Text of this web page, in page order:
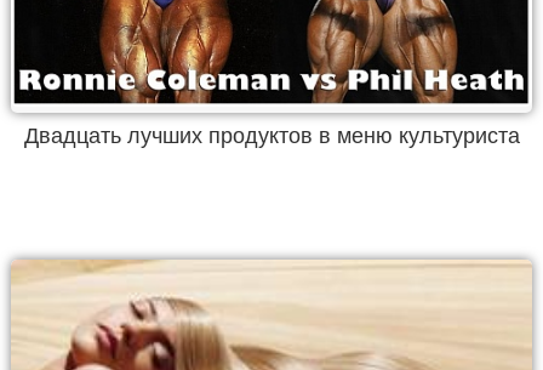
Двадцать лучших продуктов в меню культуриста